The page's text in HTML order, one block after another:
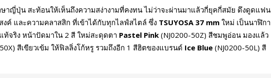
ษาญี่ปุ่น สะท้อนให้เห็นถึงความสง่างามที่คงทน ไม่ว่าจะผ่านมาแล้วกี่ยุคกี่สมัย ดึงดูดแฟน
ค์ และความคลาสสิก ที่เข้าได้กับทุกไลฟ์สไตล์ ซึ่ง TSUYOSA 37 mm ใหม่ เป็นนาฬิกา
ท้จริง หน้าปัดมาใน 2 สี ใหม่สะดุดตา Pastel Pink (NJ0200-50Z) สีชมพูอ่อน มองแล้ว
สีเขียวเข้ม ให้ฟิลลิ่งโก้หรู รวมถึงอีก 1 สีฮิตของแบรนด์ Ice Blue (NJ0200-50L) สี